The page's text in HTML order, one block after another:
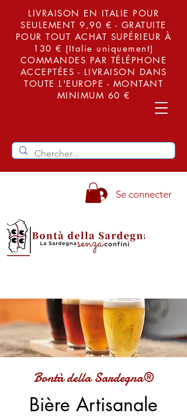
LIVRAISON EN ITALIE POUR
SEULEMENT 9,90 € - GRATUITE
POUR TOUT ACHAT SUPÉRIEUR À
130 € (Italie uniquement)
COMMANDES PAR TÉLÉPHONE
ACCEPTÉES - LIVRAISON DANS
TOUTE L'EUROPE - MONTANT
MINIMUM 60 €
Se connecter
Bontà della Sardegna®
Bière Artisanale